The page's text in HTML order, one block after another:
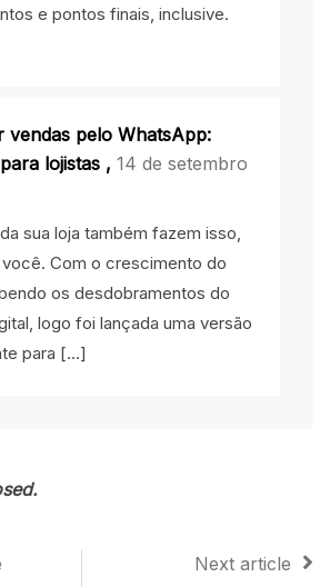
e pontos finais, inclusive.
vendas pelo WhatsApp:
lojistas , 14 de setembro
sua loja também fazem isso,
Com o crescimento do
os desdobramentos do
logo foi lançada uma versão
para […]
Next article